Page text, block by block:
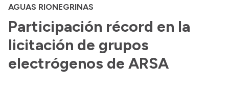
Referentes de prensa
Archivo de noticias
Transparencia
AGUAS RIONEGRINAS
Participación récord en la
licitación de grupos
electrógenos de ARSA